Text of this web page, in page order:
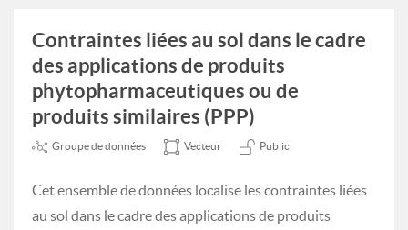
Contraintes liées au sol dans le cadre
des applications de produits
phytopharmaceutiques ou de
produits similaires (PPP)
Groupe de données Vecteur Public
Cet ensemble de données localise les contraintes liées
au sol dans le cadre des applications de produits